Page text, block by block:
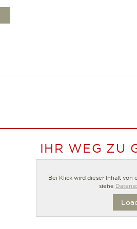
IHR WEG ZU
Bei Klick wird dieser Inhalt von
siehe